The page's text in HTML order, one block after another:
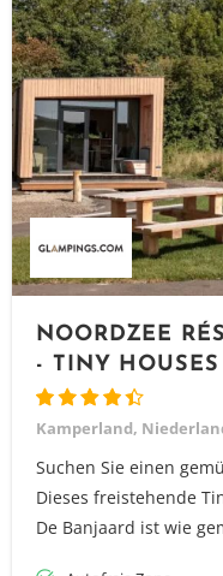
NOORDZEE
- TINY
Kamperland,
Suchen Sie einen
Dieses freistehende
De Banjaard ist wie